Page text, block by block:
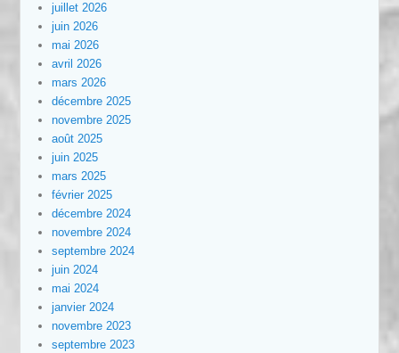
juillet 2026
juin 2026
mai 2026
avril 2026
mars 2026
décembre 2025
novembre 2025
août 2025
juin 2025
mars 2025
février 2025
décembre 2024
novembre 2024
septembre 2024
juin 2024
mai 2024
janvier 2024
novembre 2023
septembre 2023